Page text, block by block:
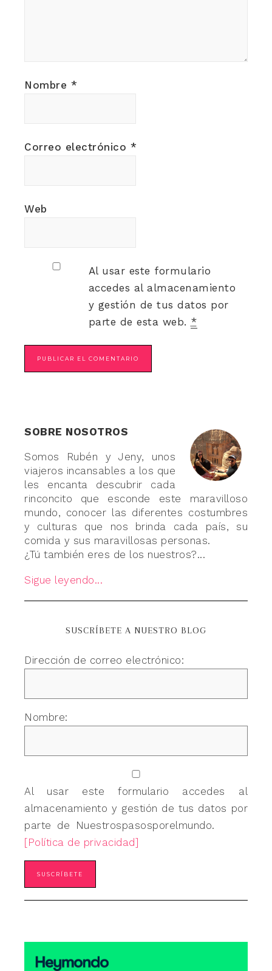
Nombre *
Correo electrónico *
Web
Al usar este formulario
accedes al almacenamiento
y gestión de tus datos por
parte de esta web. *
SOBRE NOSOTROS
Somos Rubén y Jeny, unos
viajeros incansables a los que
les encanta descubrir cada
rinconcito que esconde este maravilloso
mundo, conocer las diferentes costumbres
y culturas que nos brinda cada país, su
comida y sus maravillosas personas.
¿Tú también eres de los nuestros?...
Sigue leyendo...
SUSCRÍBETE A NUESTRO BLOG
Dirección de correo electrónico:
Nombre:
Al usar este formulario accedes al
almacenamiento y gestión de tus datos por
parte de Nuestrospasosporelmundo.
[Política de privacidad]